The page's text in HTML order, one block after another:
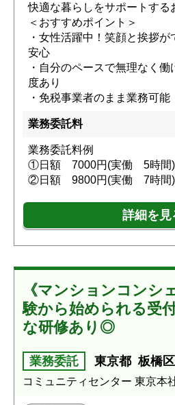
快適な暮らしをサポートする
＜おすすめポイント＞
・女性活躍中！笑顔と挨拶
安心
・自分のペースで無理なく
度あり
・免税事業者のまま業務可能
業務委託料
業務委託料例
①日額 7000円(実働 5時間)
②日額 9800円(実働 7時間)
詳細を見
《マンションコンシ
験から始められる受
な研修あり◎
業務委託 東京都 板橋区
コミュニティセンター 東京本